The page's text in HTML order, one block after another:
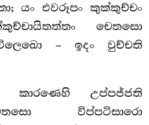
යං එවරූපං කුක්කුච්චං
චෙතසො
– ඉදං වුච්චති
උප්පජ්ජති
විප්පටිසාරො